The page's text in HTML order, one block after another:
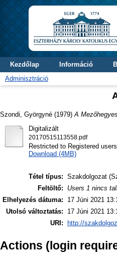
Kezdőlap Információ
Adminisztráció
Szondi, Györgyné (1979) A
Digitalizált
20170515113558.pdf
Restricted to Registered
Download (4MB)
Tétel típus: Szakdolgozat
Feltöltő:
Users 1 nincs
Elhelyezés dátuma:
17 Júni 2021
Utolsó változtatás:
17 Júni 2021
URI:
http://
Actions (login